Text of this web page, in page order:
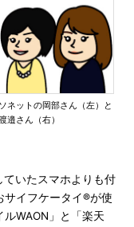
ソネットの岡部さん（左）と
邉さん（右）
いたスマホよりも付
サイフケータイ®が使
WAON」と「楽天